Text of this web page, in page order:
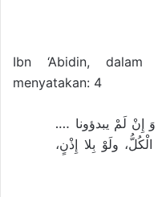
Ibn ‘Abidin, dalam
menyatakan: 4
إِنْ لَمْ يبدؤونا ….
ولَوْ بِلا إِذْنٍ،